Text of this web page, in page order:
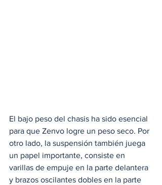
El bajo peso del chasis ha sido esencial
para que Zenvo logre un peso seco. Por
otro lado, la suspensión también juega
un papel importante, consiste en
varillas de empuje en la parte delantera
y brazos oscilantes dobles en la parte